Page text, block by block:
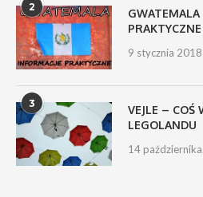
2
9 stycznia 2018
3
VEJLE – COŚ
LEGOLANDU
14